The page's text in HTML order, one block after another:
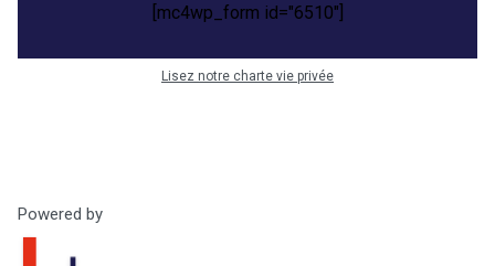
[mc4wp_form id="6510"]
Lisez notre charte vie privée
Powered by